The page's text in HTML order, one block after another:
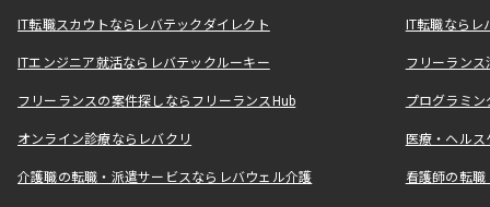
IT転職スカウトならレバテックダイレクト IT転職なら
ITエンジニア就活ならレバテックルーキー フリーラン
フリーランスの案件探しならフリーランスHub プログラミ
オンライン診療ならレバクリ 医療・ヘル
介護職の転職・派遣サービスならレバウェル介護 看護師の転